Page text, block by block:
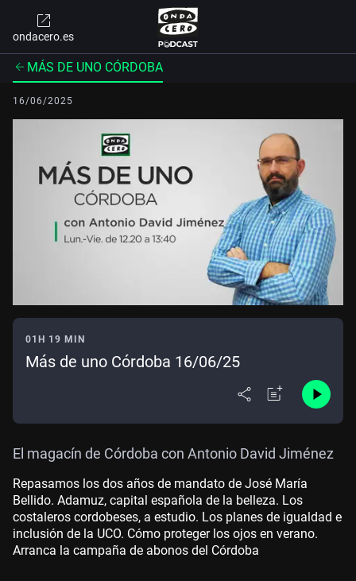
ondacero.es
MÁS DE UNO CÓRDOBA
16/06/2025
01H 19 MIN
Más de uno Córdoba 16/06/25
El magacín de Córdoba con Antonio David Jiménez
Repasamos los dos años de mandato de José María
Bellido. Adamuz, capital española de la belleza. Los
costaleros cordobeses, a estudio. Los planes de igualdad e
inclusión de la UCO. Cómo proteger los ojos en verano.
Arranca la campaña de abonos del Córdoba